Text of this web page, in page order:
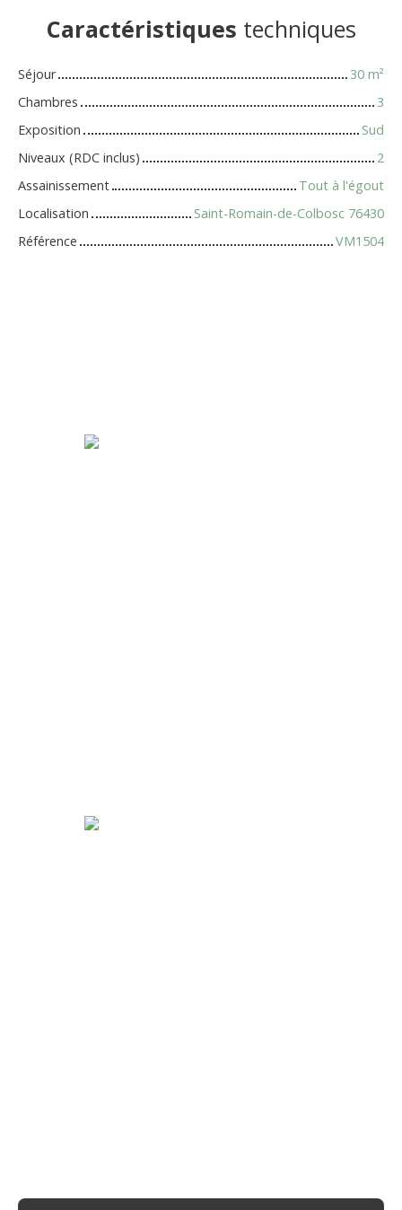
Caractéristiques techniques
Séjour 30 m²
Chambres
3
Exposition
Sud
Niveaux (RDC inclus)
2
Assainissement
Tout à l'égout
Localisation
Saint-Romain-de-Colbosc 76430
Référence
VM1504